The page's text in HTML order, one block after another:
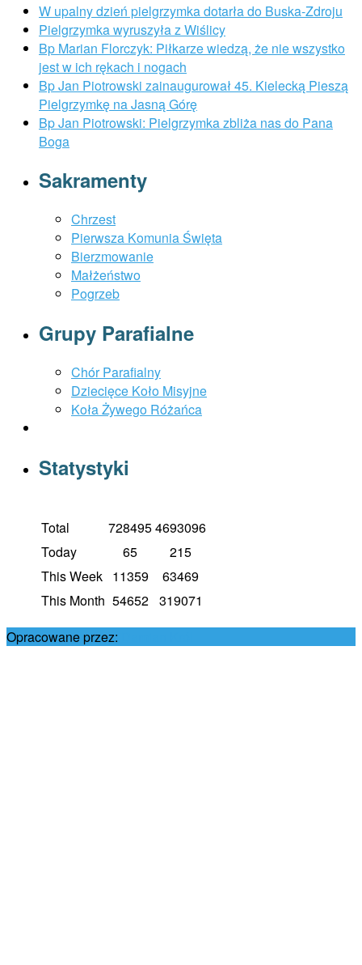
W upalny dzień pielgrzymka dotarła do Buska-Zdroju
Pielgrzymka wyruszyła z Wiślicy
Bp Marian Florczyk: Piłkarze wiedzą, że nie wszystko
jest w ich rękach i nogach
Bp Jan Piotrowski zainaugurował 45. Kielecką Pieszą
Pielgrzymkę na Jasną Górę
Bp Jan Piotrowski: Pielgrzymka zbliża nas do Pana
Boga
Sakramenty
Chrzest
Pierwsza Komunia Święta
Bierzmowanie
Małżeństwo
Pogrzeb
Grupy Parafialne
Chór Parafialny
Dziecięce Koło Misyjne
Koła Żywego Różańca
Statystyki
Total 7284954693096
Today
65
215
This Week 11359
63469
This Month 54652 319071
Opracowane przez: